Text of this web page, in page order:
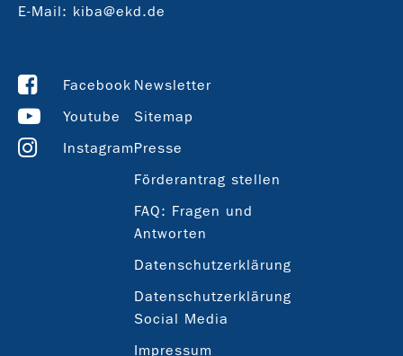
E-Mail: kiba@ekd.de
Facebook
Youtube
Instagram
Newsletter
Sitemap
Presse
Förderantrag stellen
FAQ: Fragen und
Antworten
Datenschutzerklärung
Datenschutzerklärung
Social Media
Impressum